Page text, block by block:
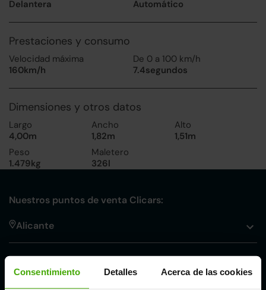
Consentimiento Detalles Acerca de las cookies
Delantera
Automático
Prestaciones y consumo
Velocidad máxima
160km/h
De 0 a 100 km/h
7.4segundos
Dimensiones y otros datos
Largo
4,00m
Ancho
1,82m
Alto
1,51m
Peso
1.479kg
Maletero
326l
Nuestros puntos de venta Clicars:
Alicante